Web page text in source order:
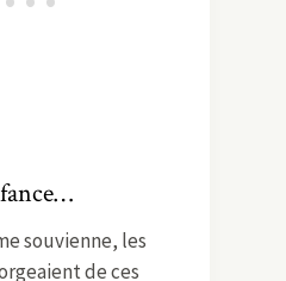
souvienne, les
de ces